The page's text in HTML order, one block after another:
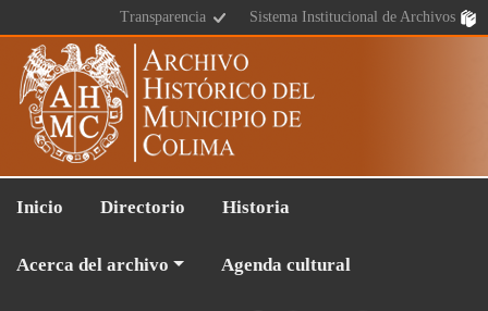
Sistema Institucional de Archivos
Transparencia
Inicio Directorio Historia
Acerca del archivo Agenda cultural